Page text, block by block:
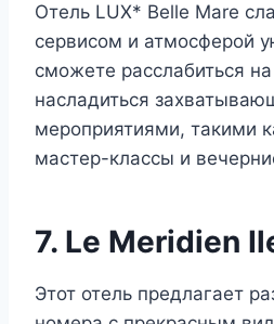
Отель LUX* Belle Mare
сервисом и атмосферой
сможете расслабиться
насладиться
мероприятиями, такими
мастер-классы и
7. Le Meridien
Этот отель предлагает